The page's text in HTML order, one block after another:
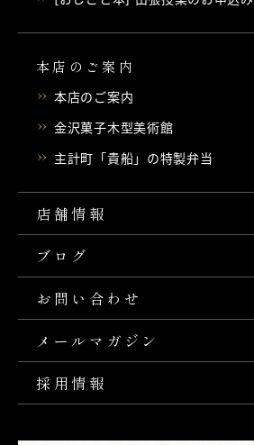
本店のご案内
本店のご案内
金沢菓子木型美術館
主計町「貴船」の特製弁当
店舗情報
ブログ
お問い合わせ
メールマガジン
採用情報